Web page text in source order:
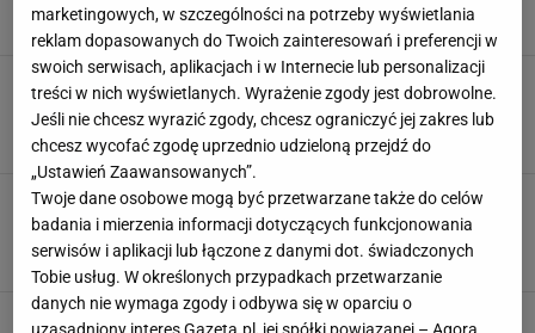
BOMBKI BOMBKI NA CHOINKĘ CHOINKA OZDOBY
Ozdoby świąteczne na balkon - te drobiazgi
dodadzą magicznej atmosfery
OZDOBY OZDOBY CHOINKOWE OZDOBY ŚWIĄTECZNE
Nie sypie się, nie usycha i wygląda obłędnie.
Ta choinka z Ceneo to hit sezonu
CHOINKA CHOINKI DEKORACJE OZDOBY
Te dekoracje wyglądają jak z designerskiego
marketingowych, w szczególności na potrzeby wyświetlania
reklam dopasowanych do Twoich zainteresowań i preferencji w
swoich serwisach, aplikacjach i w Internecie lub personalizacji
treści w nich wyświetlanych. Wyrażenie zgody jest dobrowolne.
Jeśli nie chcesz wyrazić zgody, chcesz ograniczyć jej zakres lub
chcesz wycofać zgodę uprzednio udzieloną przejdź do
„Ustawień Zaawansowanych”.
Twoje dane osobowe mogą być przetwarzane także do celów
badania i mierzenia informacji dotyczących funkcjonowania
serwisów i aplikacji lub łączone z danymi dot. świadczonych
Tobie usług. W określonych przypadkach przetwarzanie
danych nie wymaga zgody i odbywa się w oparciu o